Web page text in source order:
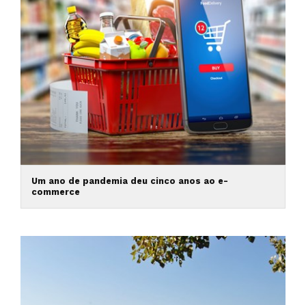
Um ano de pandemia deu cinco anos ao e-
commerce